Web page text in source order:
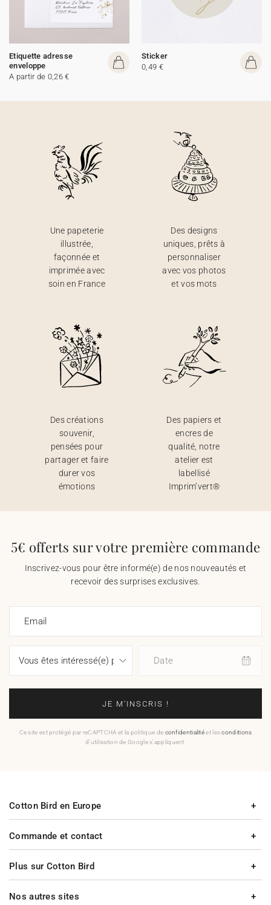
Etiquette adresse
enveloppe
A partir de 0,26 €
Sticker
0,49 €
Une papeterie
illustrée,
façonnée et
imprimée avec
soin en France
Des designs
uniques, prêts à
personnaliser
avec vos photos
et vos mots
Des créations
souvenir,
pensées pour
partager et faire
durer vos
émotions
Des papiers et
encres de
qualité, notre
atelier est
labellisé
Imprim’vert®
5€ offerts sur votre première commande
Inscrivez-vous pour être informé(e) de nos nouveautés et
recevoir des surprises exclusives.
Email
Date
JE M'INSCRIS !
Ce site est protégé par reCAPTCHA et la politique de confidentialitéet lesconditions
d'utilisation de Google s'appliquent.
Commande et contact
Plus sur Cotton Bird
Cotton Bird en Europe
Nos autres sites